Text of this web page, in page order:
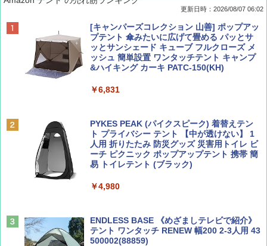
ディズニーファン ２０２６年 ９月号 [雑
誌] (ＤＩＳＮＥＹ ＦＡＮ)
￥713
￥1,500
D40 地球の歩き方 チェンマイ タイ北部の魅
力的な町 2026～2027 地球の歩き方D アジア
￥2,079
￥2,479
更新日時：2026/08/07 06:02
[キャンパーズコレクション 山善] ポップアッ
プテント 傘みたいに広げて畳める パッとサ
ッとサンシェード キューブ フルクローズ メ
ッシュ 簡単設置 ワンタッチテント キャンプ
&ハイキング カーキ PATC-150(KH)
￥6,831
PYKES PEAK (パイクスピーク) 着替えテン
ト プライバシー テント 【中が透けない】 1
人用 折りたたみ 防災グッズ 災害用トイレ ビ
ーチ ピクニック ポップアップテント 携帯 簡
易 トイレテント (ブラック)
￥4,980
ENDLESS BASE 《めざましテレビで紹介》
テント ワンタッチ RENEW 幅200 2-3人用 43
500002(88859)